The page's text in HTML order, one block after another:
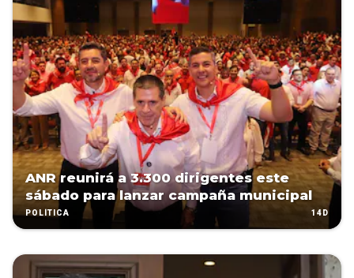
ANR reunirá a 3.300 dirigentes este
sábado para lanzar campaña municipal
POLÍTICA 14D